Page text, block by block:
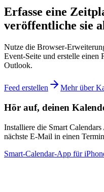
Erfasse eine
veröffentliche sie
Nutze die Browser-
Event-Seite und erstelle einen
Outlook.
Feed erstellen Mehr über
Hör auf, deinen
Installiere die Smart
nächste E‑Mail in einen
Smart-Calendar-App für